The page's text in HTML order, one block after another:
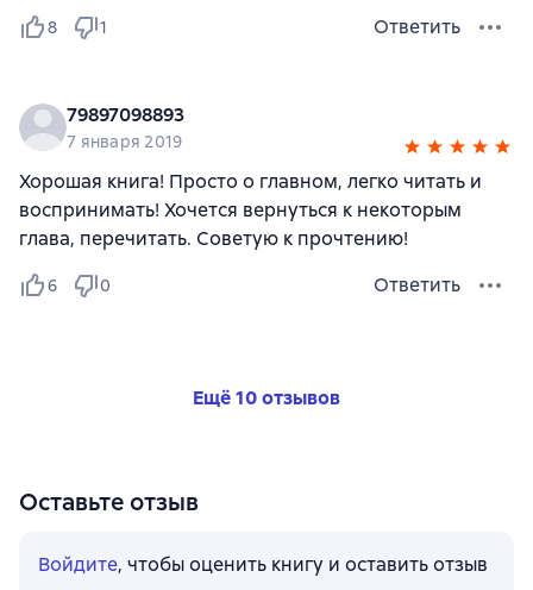
8 1 Ответить
79897098893
7 января 2019
Хорошая книга! Просто о главном, легко читать и
воспринимать! Хочется вернуться к некоторым
глава, перечитать. Советую к прочтению!
6 0 Ответить
Ещё 10 отзывов
Оставьте отзыв
Войдите, чтобы оценить книгу и оставить отзыв